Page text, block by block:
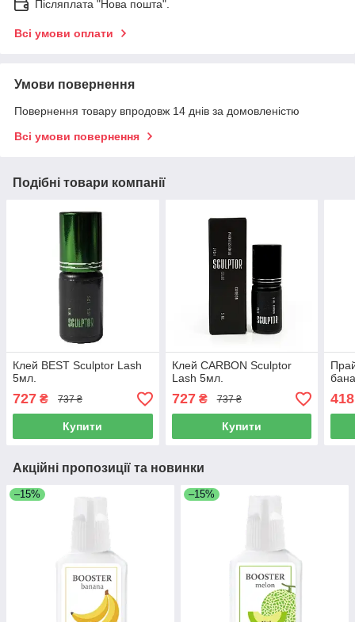
Післяплата "Нова пошта".
Всі умови оплати
Умови повернення
Повернення товару впродовж 14 днів за домовленістю
Всі умови повернення
Подібні товари компанії
Клей BEST Sculptor Lash
5мл.
727 ₴ 737 ₴
Купити
Клей CARBON Sculptor
Lash 5мл.
727₴ 737 ₴
Купити
418
Акційні пропозиції та новинки
–15% –15%